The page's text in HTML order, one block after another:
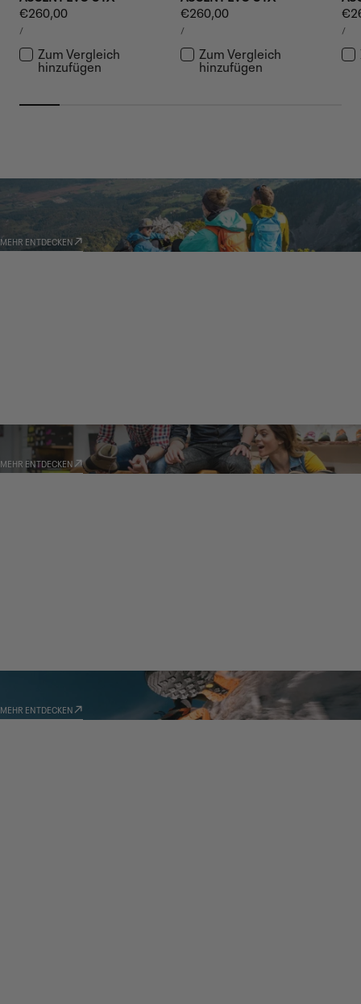
Regulärer
Preis
€260,00
STÜCKPREIS
/PRO
Zum Vergleich
hinzufügen
Regulärer
Preis
€260,00
STÜCKPREIS
/PRO
Zum Vergleich
hinzufügen
/
GARMONT WORLD
AMBASSADOR
MEHR ENTDECKEN
HÄNDLER
MEHR ENTDECKEN
TECHNOLOGIEN
MEHR ENTDECKEN